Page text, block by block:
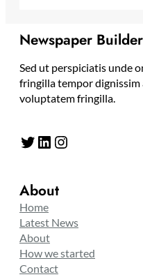
Newspaper Builder
Sed ut perspiciatis unde
fringilla tempor
voluptatem fringilla.
Twitter LinkedIn Instagram
About
Home
Latest News
About
How we started
Contact